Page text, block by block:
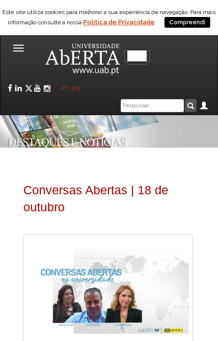
Este site utiliza cookies para melhorar a sua experiência de navegação. Para mais
informação consulte a nossa Política de Privacidade Compreendi
Toggle
Facebook
LinkedIn
Twitter
YouTube
Instagram
PT EN
Caixa
de
pesquisa
Conversas Abertas | 18 de
outubro